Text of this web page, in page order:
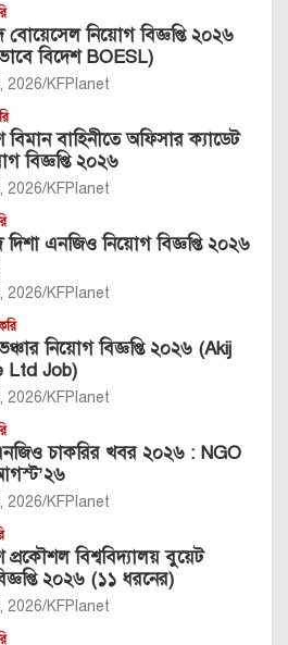
নিয়োগ বিজ্ঞপ্তি ২০২৬
বিদেশ BOESL)
2026 KFPlanet
বিমান বাহিনীতে অফিসার ক্যাডেট
বিজ্ঞপ্তি ২০২৬
2026 KFPlanet
এনজিও নিয়োগ বিজ্ঞপ্তি ২০২৬
2026 KFPlanet
নিয়োগ বিজ্ঞপ্তি ২০২৬ (Akij
Ltd Job)
2026 KFPlanet
চাকরির খবর ২০২৬ : NGO
2026 KFPlanet
প্রকৌশল বিশ্ববিদ্যালয় বুয়েট
২০২৬ (১১ ধরনের)
2026 KFPlanet